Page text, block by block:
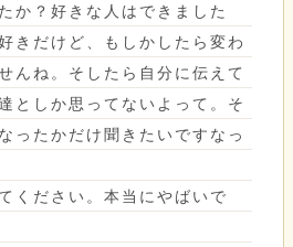
か？好きな人はできました
きだけど、もしかしたら変わ
んね。そしたら自分に伝えて
としか思ってないよって。そ
ったかだけ聞きたいですなっ
ください。本当にやばいで